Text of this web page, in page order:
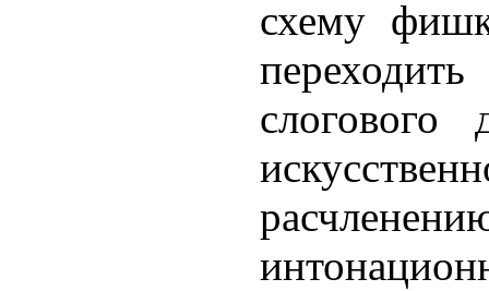
схему
переходить
слогового